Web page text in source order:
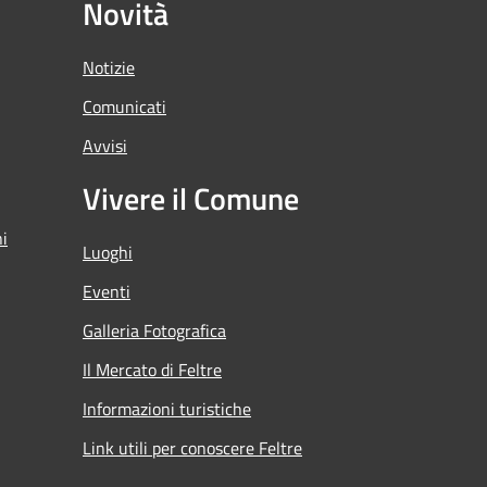
Novità
Notizie
Comunicati
Avvisi
Vivere il Comune
Luoghi
Eventi
Galleria Fotografica
Il Mercato di Feltre
Informazioni turistiche
Link utili per conoscere Feltre